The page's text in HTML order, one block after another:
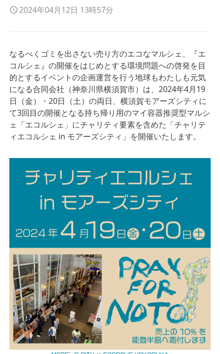
2024年04月12日 13時57分
なるべくゴミを出さない売り方のエコなマルシェ、『エ
コルシェ』の開催をはじめとする環境問題への啓発を目
的とするイベントの企画運営を行う地球もわたしも元気
になる合同会社（神奈川県横須賀市）は、2024年4月19
日（金）・20日（土）の両日、横須賀モアーズシティに
て3回目の開催となる持ち帰り用のマイ容器推奨型マルシ
ェ「エコルシェ」にチャリティ要素を含めた「チャリテ
ィエコルシェ in モアーズシティ」を開催いたします。